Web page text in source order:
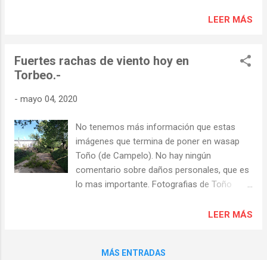
aldeas da zona con máis vida —entre as
esta zona montañosa de Galiza moi atacada
LEER MÁS
Fuertes rachas de viento hoy en
Torbeo.-
- mayo 04, 2020
No tenemos más información que estas
imágenes que termina de poner en wasap
Toño (de Campelo). No hay ningún
comentario sobre daños personales, que es
lo mas importante. Fotografias de Toño
LEER MÁS
MÁS ENTRADAS